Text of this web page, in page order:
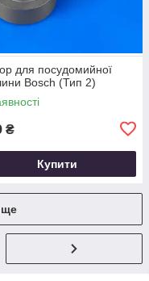
для посудомийної
Bosch (Тип 2)
₴
Купити
ще